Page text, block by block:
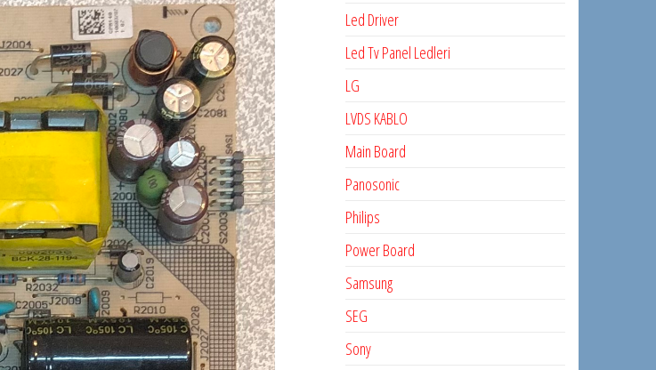
Led Driver
Led Tv Panel Ledleri
LG
LVDS KABLO
Main Board
Panosonic
Philips
Power Board
Samsung
SEG
Sony